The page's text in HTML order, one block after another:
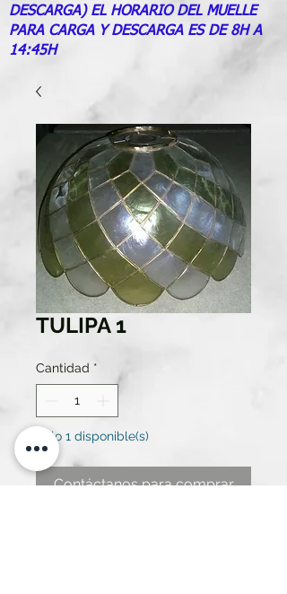
DESCARGA) EL HORARIO DEL MUELLE
PARA CARGA Y DESCARGA ES DE 8H A
14:45H
TULIPA 1
Cantidad *
Solo 1 disponible(s)
Contáctanos para comprar